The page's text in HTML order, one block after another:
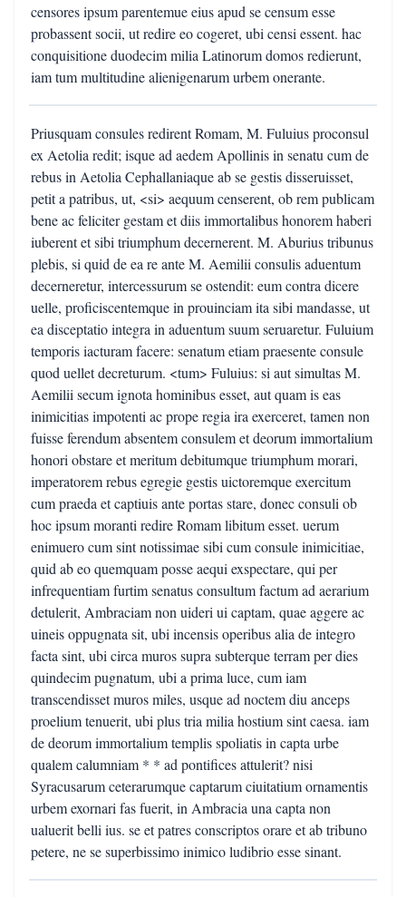
censores ipsum parentemue eius apud se censum esse
probassent socii, ut redire eo cogeret, ubi censi essent. hac
conquisitione duodecim milia Latinorum domos redierunt,
iam tum multitudine alienigenarum urbem onerante.
Priusquam consules redirent Romam, M. Fuluius proconsul
ex Aetolia redit; isque ad aedem Apollinis in senatu cum de
rebus in Aetolia Cephallaniaque ab se gestis disseruisset,
petit a patribus, ut, <si> aequum censerent, ob rem publicam
bene ac feliciter gestam et diis immortalibus honorem haberi
iuberent et sibi triumphum decernerent. M. Aburius tribunus
plebis, si quid de ea re ante M. Aemilii consulis aduentum
decerneretur, intercessurum se ostendit: eum contra dicere
uelle, proficiscentemque in prouinciam ita sibi mandasse, ut
ea disceptatio integra in aduentum suum seruaretur. Fuluium
temporis iacturam facere: senatum etiam praesente consule
quod uellet decreturum. <tum> Fuluius: si aut simultas M.
Aemilii secum ignota hominibus esset, aut quam is eas
inimicitias impotenti ac prope regia ira exerceret, tamen non
fuisse ferendum absentem consulem et deorum immortalium
honori obstare et meritum debitumque triumphum morari,
imperatorem rebus egregie gestis uictoremque exercitum
cum praeda et captiuis ante portas stare, donec consuli ob
hoc ipsum moranti redire Romam libitum esset. uerum
enimuero cum sint notissimae sibi cum consule inimicitiae,
quid ab eo quemquam posse aequi exspectare, qui per
infrequentiam furtim senatus consultum factum ad aerarium
detulerit, Ambraciam non uideri ui captam, quae aggere ac
uineis oppugnata sit, ubi incensis operibus alia de integro
facta sint, ubi circa muros supra subterque terram per dies
quindecim pugnatum, ubi a prima luce, cum iam
transcendisset muros miles, usque ad noctem diu anceps
proelium tenuerit, ubi plus tria milia hostium sint caesa. iam
de deorum immortalium templis spoliatis in capta urbe
qualem calumniam * * ad pontifices attulerit? nisi
Syracusarum ceterarumque captarum ciuitatium ornamentis
urbem exornari fas fuerit, in Ambracia una capta non
ualuerit belli ius. se et patres conscriptos orare et ab tribuno
petere, ne se superbissimo inimico ludibrio esse sinant.